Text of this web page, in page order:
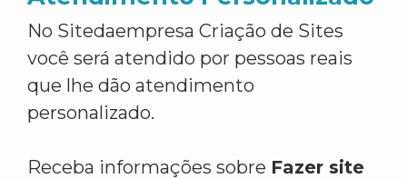
No Sitedaempresa Criação de Sites
você será atendido por pessoas reais
que lhe dão atendimento
personalizado.
Receba informações sobre Fazer site